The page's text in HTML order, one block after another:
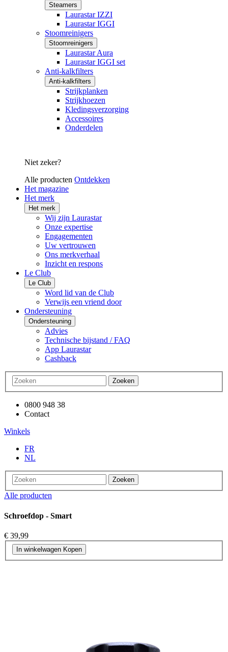
Steamers
Laurastar IZZI
Laurastar IGGI
Stoomreinigers
Stoomreinigers
Laurastar Aura
Laurastar IGGI set
Anti-kalkfilters
Anti-kalkfilters
Strijkplanken
Strijkhoezen
Kledingsverzorging
Accessoires
Onderdelen
Niet zeker?
Alle producten Ontdekken
Het magazine
Het merk
Het merk
Wij zijn Laurastar
Onze expertise
Engagementen
Uw vertrouwen
Ons merkverhaal
Inzicht en respons
Le Club
Le Club
Word lid van de Club
Verwijs een vriend door
Ondersteuning
Ondersteuning
Advies
Technische bijstand / FAQ
App Laurastar
Cashback
Zoeken
0800 948 38
Contact
Winkels
FR
NL
Zoeken
Alle producten
Schroefdop - Smart
€ 39,99
In winkelwagen Kopen